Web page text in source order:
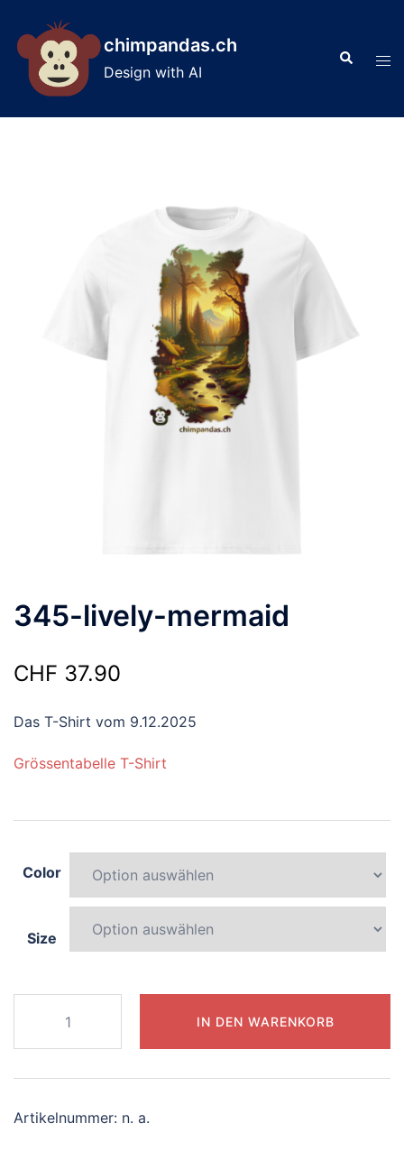
content
chimpandas.ch
Design with AI
Search
345-lively-mermaid
CHF 37.90
Das T-Shirt vom 9.12.2025
Grössentabelle T-Shirt
Color
Size
mermaid
Menge
IN DEN WARENKORB
Artikelnummer: n. a.